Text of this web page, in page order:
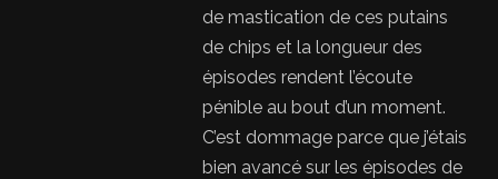
de mastication de ces putains
de chips et la longueur des
épisodes rendent l’écoute
pénible au bout d’un moment.
C’est dommage parce que j’étais
bien avancé sur les épisodes de